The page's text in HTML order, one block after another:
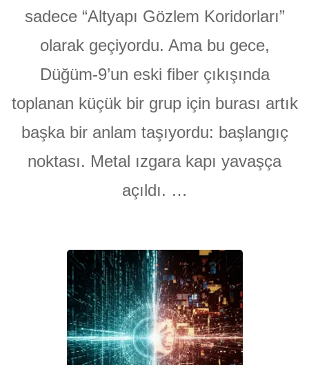
SIFIR
(BÖLÜM
için
sadece “Altyapı Gözlem Koridorları”
olarak geçiyordu. Ama bu gece,
Düğüm-9’un eski fiber çıkışında
toplanan küçük bir grup için burası artık
başka bir anlam taşıyordu: başlangıç
noktası. Metal ızgara kapı yavaşça
açıldı. …